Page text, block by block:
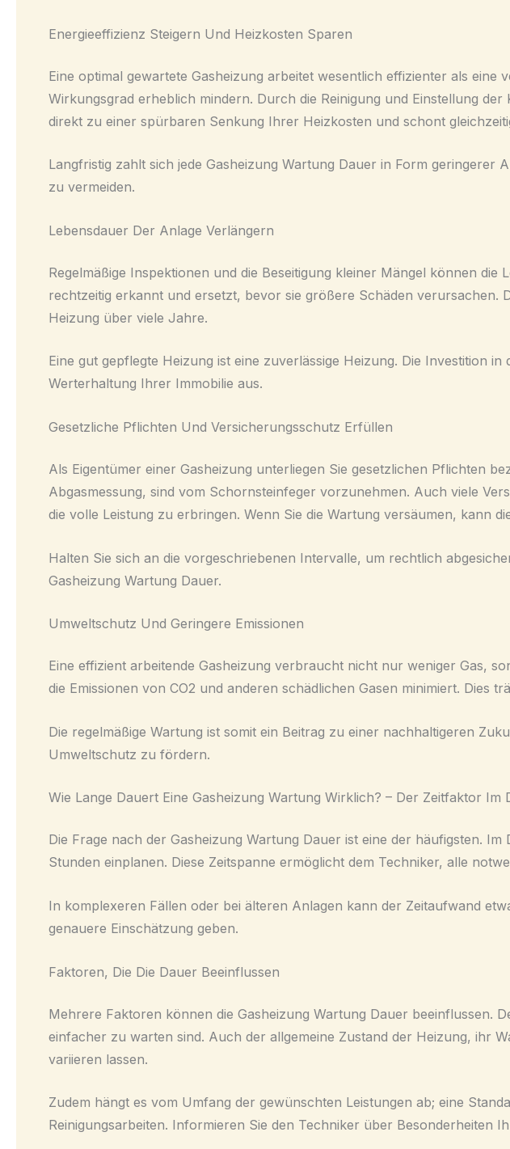
Energieeffizienz Steigern Und Heizkosten Sparen
Eine optimal gewartete Gasheizung arbeitet wesentlich effizienter als
Wirkungsgrad erheblich mindern. Durch die Reinigung und Einstellung
direkt zu einer spürbaren Senkung Ihrer Heizkosten und schont
Langfristig zahlt sich jede Gasheizung Wartung Dauer in Form geringerer
zu vermeiden.
Lebensdauer Der Anlage Verlängern
Regelmäßige Inspektionen und die Beseitigung kleiner Mängel können
rechtzeitig erkannt und ersetzt, bevor sie größere Schäden
Heizung über viele Jahre.
Eine gut gepflegte Heizung ist eine zuverlässige Heizung. Die Investition
Werterhaltung Ihrer Immobilie aus.
Gesetzliche Pflichten Und Versicherungsschutz Erfüllen
Als Eigentümer einer Gasheizung unterliegen Sie gesetzlichen Pflichten
Abgasmessung, sind vom Schornsteinfeger vorzunehmen. Auch viele
die volle Leistung zu erbringen. Wenn Sie die Wartung versäumen, kann
Halten Sie sich an die vorgeschriebenen Intervalle, um rechtlich
Gasheizung Wartung Dauer.
Umweltschutz Und Geringere Emissionen
Eine effizient arbeitende Gasheizung verbraucht nicht nur weniger Gas,
die Emissionen von CO2 und anderen schädlichen Gasen minimiert.
Die regelmäßige Wartung ist somit ein Beitrag zu einer nachhaltigeren
Umweltschutz zu fördern.
Wie Lange Dauert Eine Gasheizung Wartung Wirklich? – Der Zeitfaktor Im
Die Frage nach der Gasheizung Wartung Dauer ist eine der häufigsten.
Stunden einplanen. Diese Zeitspanne ermöglicht dem Techniker, alle
In komplexeren Fällen oder bei älteren Anlagen kann der Zeitaufwand
genauere Einschätzung geben.
Faktoren, Die Die Dauer Beeinflussen
Mehrere Faktoren können die Gasheizung Wartung Dauer beeinflussen.
einfacher zu warten sind. Auch der allgemeine Zustand der Heizung, ihr
variieren lassen.
Zudem hängt es vom Umfang der gewünschten Leistungen ab; eine
Reinigungsarbeiten. Informieren Sie den Techniker über Besonderheiten